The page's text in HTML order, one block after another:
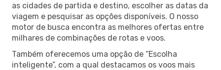
as cidades de partida e destino, escolher as datas da
viagem e pesquisar as opções disponíveis. O nosso
motor de busca encontra as melhores ofertas entre
milhares de combinações de rotas e voos.
Também oferecemos uma opção de “Escolha
inteligente”, com a qual destacamos os voos mais